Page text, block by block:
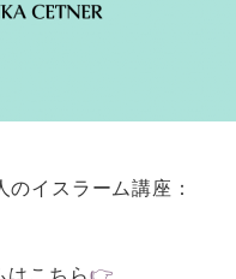
のイスラーム講座：
はこちら👉